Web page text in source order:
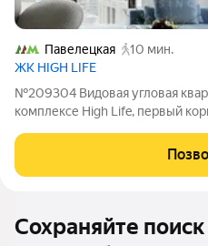
Павелецкая
10 мин.
ЖК HIGH LIFE
№209304 Видовая угловая
комплексе High Life, первый
white box, сделанная просто
разведены: кондиционирование,
Сохраняйте